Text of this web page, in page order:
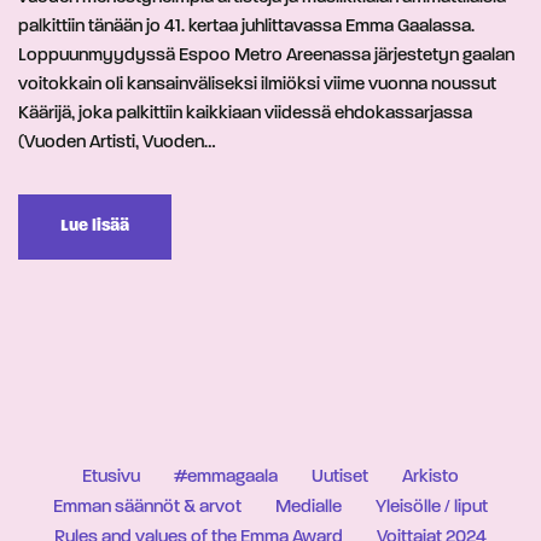
palkittiin tänään jo 41. kertaa juhlittavassa Emma Gaalassa.
Loppuunmyydyssä Espoo Metro Areenassa järjestetyn gaalan
voitokkain oli kansainväliseksi ilmiöksi viime vuonna noussut
Käärijä, joka palkittiin kaikkiaan viidessä ehdokassarjassa
(Vuoden Artisti, Vuoden…
Lue lisää
Etusivu #emmagaala Uutiset
Arkisto
Emman säännöt & arvot
Medialle
Yleisölle / liput